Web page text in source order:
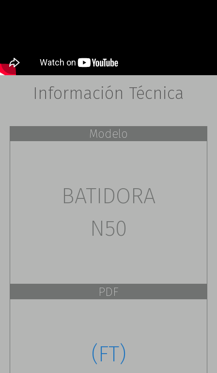
Información Técnica
Modelo
BATIDORA
N50
PDF
(FT)